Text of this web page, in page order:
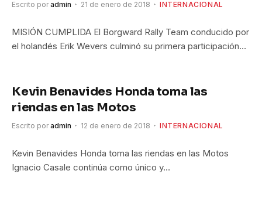
Escrito por admin 21 de enero de 2018 INTERNACIONAL
MISIÓN CUMPLIDA El Borgward Rally Team conducido por
el holandés Erik Wevers culminó su primera participación…
Kevin Benavides Honda toma las
riendas en las Motos
Escrito por admin 12 de enero de 2018 INTERNACIONAL
Kevin Benavides Honda toma las riendas en las Motos
Ignacio Casale continúa como único y…